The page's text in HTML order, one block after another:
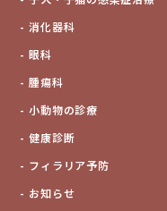
消化器科
眼科
腫瘍科
小動物の診療
健康診断
フィラリア予防
お知らせ